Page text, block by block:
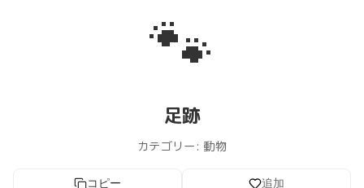
🐾
足跡
カテゴリー: 動物
コピー 追加